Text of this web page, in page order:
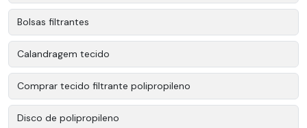
Bolsas filtrantes
Calandragem tecido
Comprar tecido filtrante polipropileno
Disco de polipropileno